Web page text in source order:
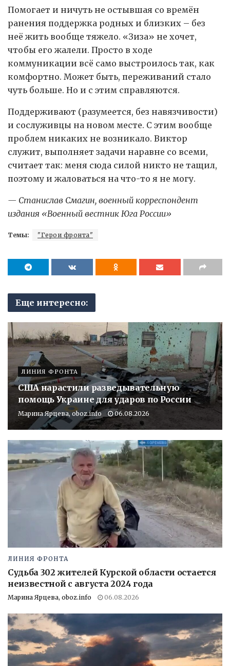
Помогает и ничуть не остывшая со времён
ранения поддержка родных и близких – без
неё жить вообще тяжело. «Зиза» не хочет,
чтобы его жалели. Просто в ходе
коммуникации всё само выстроилось так, как
комфортно. Может быть, переживаний стало
чуть больше. Но и с этим справляются.
Поддерживают (разумеется, без навязчивости)
и сослуживцы на новом месте. С этим вообще
проблем никаких не возникало. Виктор
служит, выполняет задачи наравне со всеми,
считает так: меня сюда силой никто не тащил,
поэтому и жаловаться на что-то я не могу.
— Станислав Смагин, военный корреспондент
издания «Военный вестник Юга России»
Темы: "Герои фронта"
Еще интересно:
ЛИНИЯ ФРОНТА
США нарастили разведывательную
помощь Украине для ударов по России
Марина Ярцева, oboz.info 06.08.2026
ЛИНИЯ ФРОНТА
Судьба 302 жителей Курской области остается
неизвестной с августа 2024 года
Марина Ярцева, oboz.info 06.08.2026